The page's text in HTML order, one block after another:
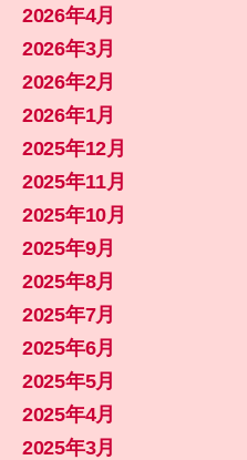
2026年4月
2026年3月
2026年2月
2026年1月
2025年12月
2025年11月
2025年10月
2025年9月
2025年8月
2025年7月
2025年6月
2025年5月
2025年4月
2025年3月